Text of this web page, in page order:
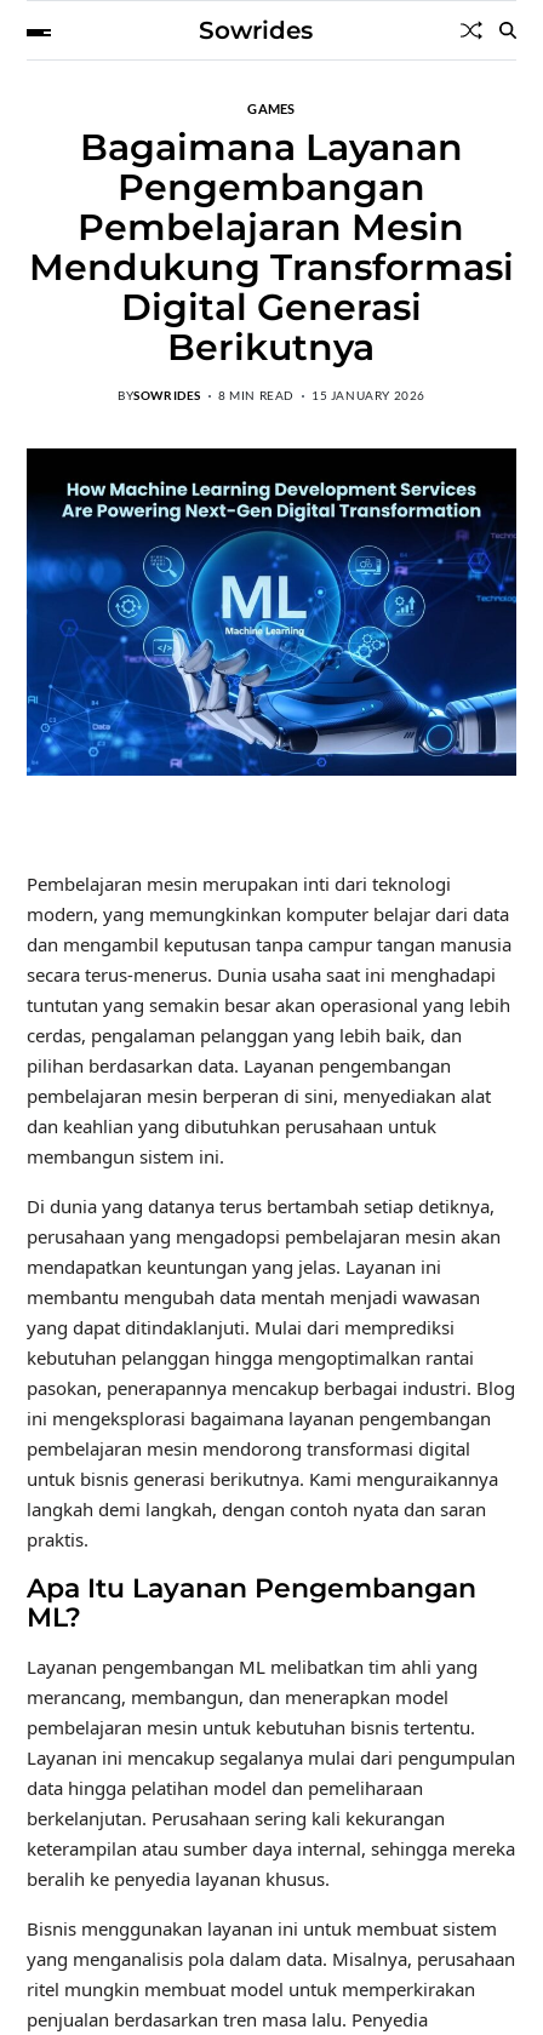
Sowrides
GAMES
Bagaimana Layanan
Pengembangan
Pembelajaran Mesin
Mendukung Transformasi
Digital Generasi
Berikutnya
BYSOWRIDES 8 MIN READ 15 JANUARY 2026
Pembelajaran mesin merupakan inti dari teknologi
modern, yang memungkinkan komputer belajar dari data
dan mengambil keputusan tanpa campur tangan manusia
secara terus-menerus. Dunia usaha saat ini menghadapi
tuntutan yang semakin besar akan operasional yang lebih
cerdas, pengalaman pelanggan yang lebih baik, dan
pilihan berdasarkan data. Layanan pengembangan
pembelajaran mesin berperan di sini, menyediakan alat
dan keahlian yang dibutuhkan perusahaan untuk
membangun sistem ini.
Di dunia yang datanya terus bertambah setiap detiknya,
perusahaan yang mengadopsi pembelajaran mesin akan
mendapatkan keuntungan yang jelas. Layanan ini
membantu mengubah data mentah menjadi wawasan
yang dapat ditindaklanjuti. Mulai dari memprediksi
kebutuhan pelanggan hingga mengoptimalkan rantai
pasokan, penerapannya mencakup berbagai industri. Blog
ini mengeksplorasi bagaimana layanan pengembangan
pembelajaran mesin mendorong transformasi digital
untuk bisnis generasi berikutnya. Kami menguraikannya
langkah demi langkah, dengan contoh nyata dan saran
praktis.
Apa Itu Layanan Pengembangan
ML?
Layanan pengembangan ML melibatkan tim ahli yang
merancang, membangun, dan menerapkan model
pembelajaran mesin untuk kebutuhan bisnis tertentu.
Layanan ini mencakup segalanya mulai dari pengumpulan
data hingga pelatihan model dan pemeliharaan
berkelanjutan. Perusahaan sering kali kekurangan
keterampilan atau sumber daya internal, sehingga mereka
beralih ke penyedia layanan khusus.
Bisnis menggunakan layanan ini untuk membuat sistem
yang menganalisis pola dalam data. Misalnya, perusahaan
ritel mungkin membuat model untuk memperkirakan
penjualan berdasarkan tren masa lalu. Penyedia